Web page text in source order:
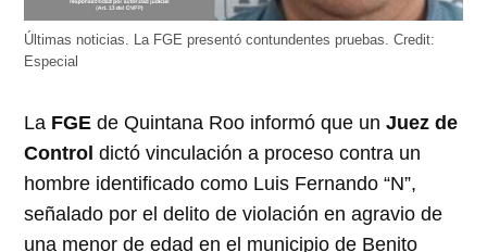
Últimas noticias. La FGE presentó contundentes pruebas.Credit:
Especial
La FGE de Quintana Roo informó que unJuez de
Control dictó vinculación a proceso contra un
hombre identificado como Luis Fernando “N”,
señalado por el delito de violación en agravio de
una menor de edad en el municipio de Benito